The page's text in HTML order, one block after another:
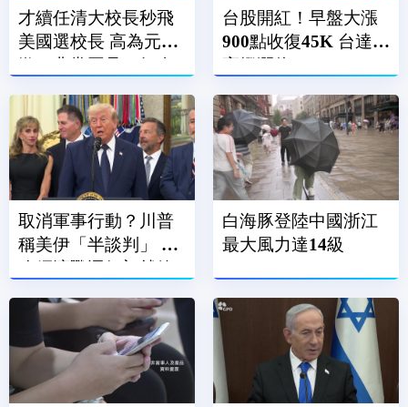
才續任清大校長秒飛
美國選校長 高為元道
台股開紅！早盤大漲
900點收復45K 台達電
取消軍事行動？川普
稱美伊「半談判」 擬
改經濟戰逼伊朗就範
白海豚登陸中國浙江
最大風力達14級